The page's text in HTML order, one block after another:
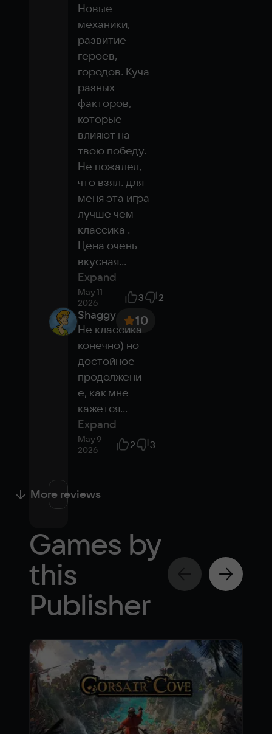
Новые
механики,
развитие
героев,
городов. Куча
разных
факторов,
которые
влияют на
твою победу.
Не пожалел,
что взял. для
меня эта игра
лучше чем
классика .
Цена очень
вкусная...
Expand
May 11
2026
3 2
Shaggy 10
Не классика
конечно) но
достойное
продолжени
е, как мне
кажется...
Expand
May 9
2026
2 3
More reviews
Games by
this
Publisher